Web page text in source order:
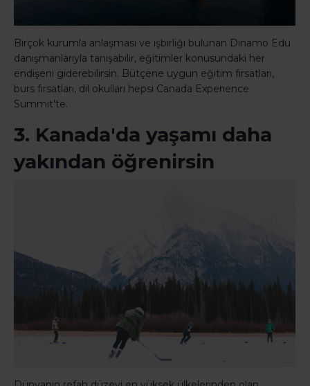
Birçok kurumla anlaşması ve işbirliği bulunan Dinamo Edu
danışmanlarıyla tanışabilir, eğitimler konusundaki her
endişeni giderebilirsin. Bütçene uygun eğitim fırsatları,
burs fırsatları, dil okulları hepsi Canada Experience
Summit'te.
3. Kanada'da yaşamı daha
yakından öğrenirsin